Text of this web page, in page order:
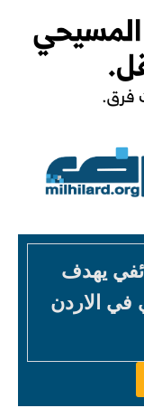
يهدف
في الاردن